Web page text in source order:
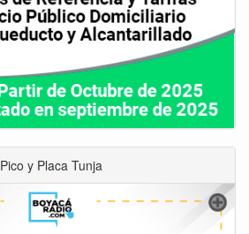
Pico y Placa Tunja